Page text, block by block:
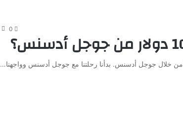
0
خلال جوجل أدسنس. بدأنا رحلتنا مع جوجل أدسنس وواجهنا…